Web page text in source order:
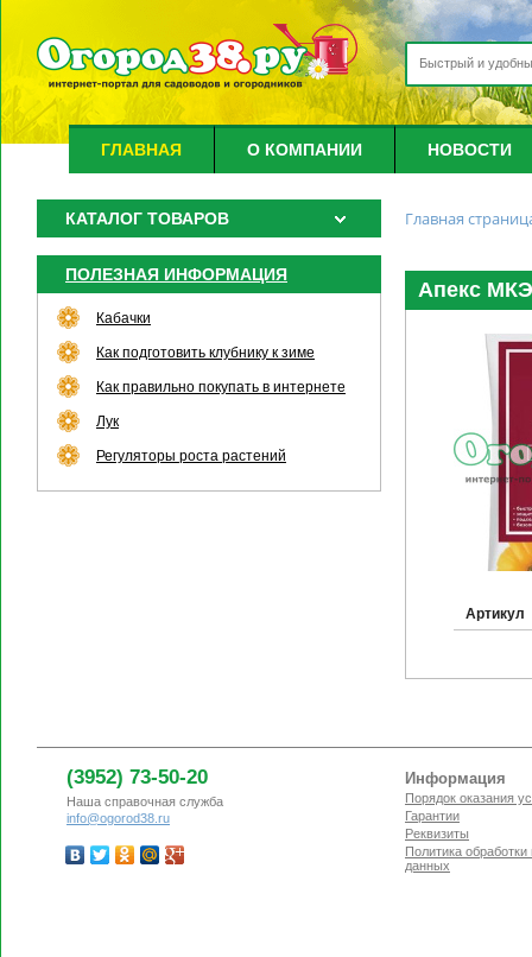
ГЛАВНАЯ О КОМПАНИИ НОВОСТИ
КАТАЛОГ ТОВАРОВ
ПОЛЕЗНАЯ ИНФОРМАЦИЯ
Кабачки
Как подготовить клубнику к зиме
Как правильно покупать в интернете
Лук
Регуляторы роста растений
Главная
Апекс
Артикул
(3952) 73-50-20
Наша справочная служба
info@ogorod38.ru
Информация
Порядок оказания
Гарантии
Реквизиты
Политика
данных